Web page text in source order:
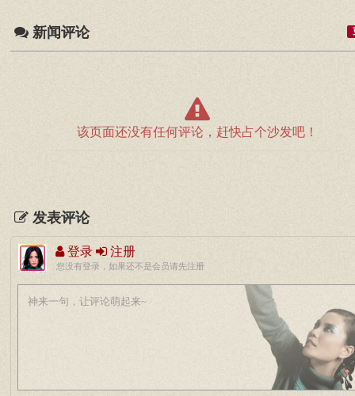
新闻评论
该页面还没有任何评论，赶快占个沙发吧！
发表评论
登录 注册
您没有登录，如果还不是会员请先注册